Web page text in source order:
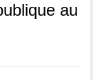
au